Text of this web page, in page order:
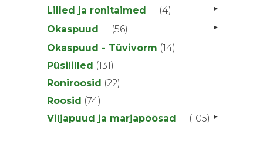
toodet
Lilled ja ronitaimed 44
▸
Okaspuud 5656
toodet
▸
Okaspuud - Tüvivorm 1414
Püsililled 131131
toodet
Roniroosid 2222
Roosid 7474
toodet
Viljapuud ja marjapõõsad 105105
▸